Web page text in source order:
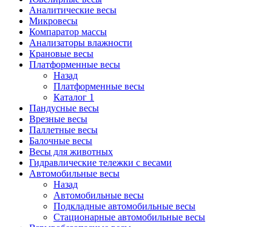
Аналитические весы
Микровесы
Компаратор массы
Анализаторы влажности
Крановые весы
Платформенные весы
Назад
Платформенные весы
Каталог 1
Пандусные весы
Врезные весы
Паллетные весы
Балочные весы
Весы для животных
Гидравлические тележки с весами
Автомобильные весы
Назад
Автомобильные весы
Подкладные автомобильные весы
Стационарные автомобильные весы